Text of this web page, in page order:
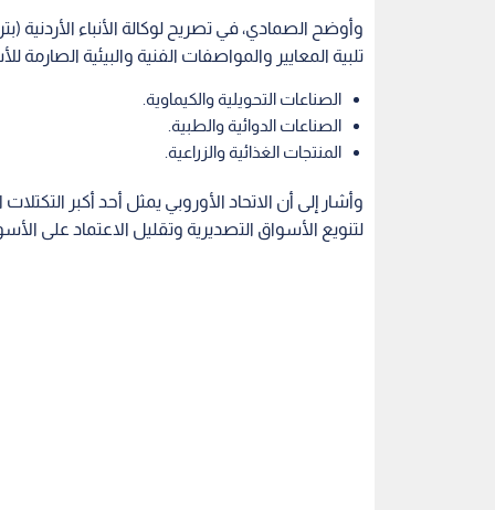
وأوضح الصمادي، في تصريح لوكالة الأنباء الأردنية
تلبية المعايير والمواصفات الفنية والبيئية
الصناعات التحويلية والكيماوية.
الصناعات الدوائية والطبية.
المنتجات الغذائية والزراعية.
وأشار إلى أن الاتحاد الأوروبي يمثل أحد أكبر
لتنويع الأسواق التصديرية وتقليل الاعتماد على